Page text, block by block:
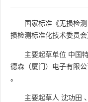
国家标准《无损检
损检测标准化技术委员
主要起草单位 中国
德森（厦门）电子有限公
。
主要起草人 沈功田 、